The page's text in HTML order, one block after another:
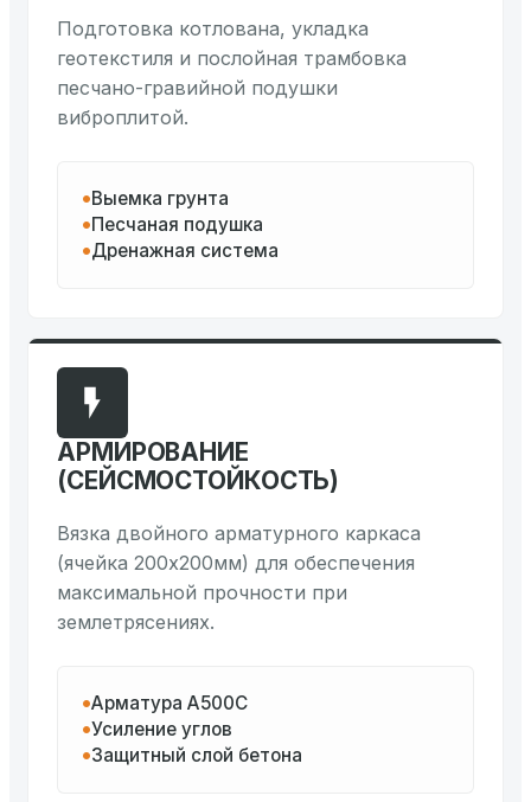
Подготовка котлована, укладка
геотекстиля и послойная трамбовка
песчано-гравийной подушки
виброплитой.
Выемка грунта
Песчаная подушка
Дренажная система
АРМИРОВАНИЕ
(СЕЙСМОСТОЙКОСТЬ)
Вязка двойного арматурного каркаса
(ячейка 200х200мм) для обеспечения
максимальной прочности при
землетрясениях.
Арматура А500С
Усиление углов
Защитный слой бетона